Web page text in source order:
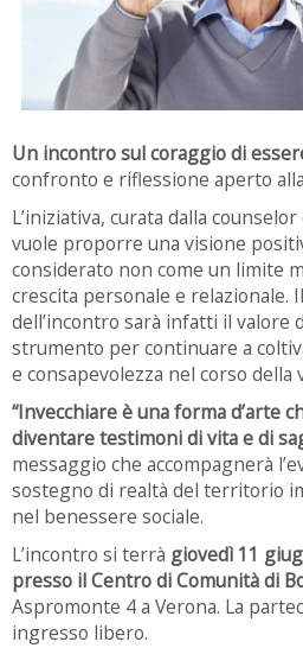
Un incontro sul coraggio di
confronto e riflessione aperto
L’iniziativa, curata dalla
vuole proporre una visione
considerato non come un limite
crescita personale e relazionale.
dell’incontro sarà infatti il valore
strumento per continuare a
e consapevolezza nel corso della
“Invecchiare è una forma d’arte
diventare testimoni di vita e di
messaggio che accompagnerà
sostegno di realtà del territorio
nel benessere sociale.
L’incontro si terrà giovedì 11
presso il Centro di Comunità di
Aspromonte 4 a Verona. La
ingresso libero.